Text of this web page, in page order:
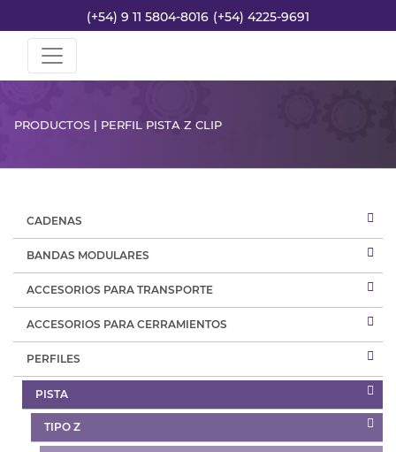
(+54) 9 11 5804-8016 (+54) 4225-9691
PRODUCTOS | PERFIL PISTA Z CLIP
CADENAS
BANDAS MODULARES
ACCESORIOS PARA TRANSPORTE
ACCESORIOS PARA CERRAMIENTOS
PERFILES
PISTA
TIPO Z